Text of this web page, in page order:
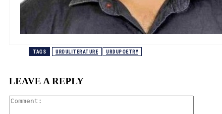
TAGS URDULITERATURE URDUPOETRY
LEAVE A REPLY